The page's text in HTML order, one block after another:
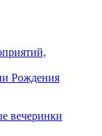
Рождения
вечеринки